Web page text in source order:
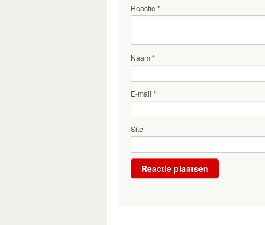
Reactie*
Naam*
E-mail *
Site